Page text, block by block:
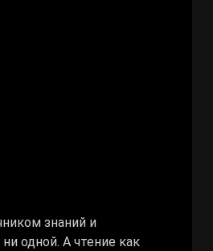
знаний и
одной. А чтение как